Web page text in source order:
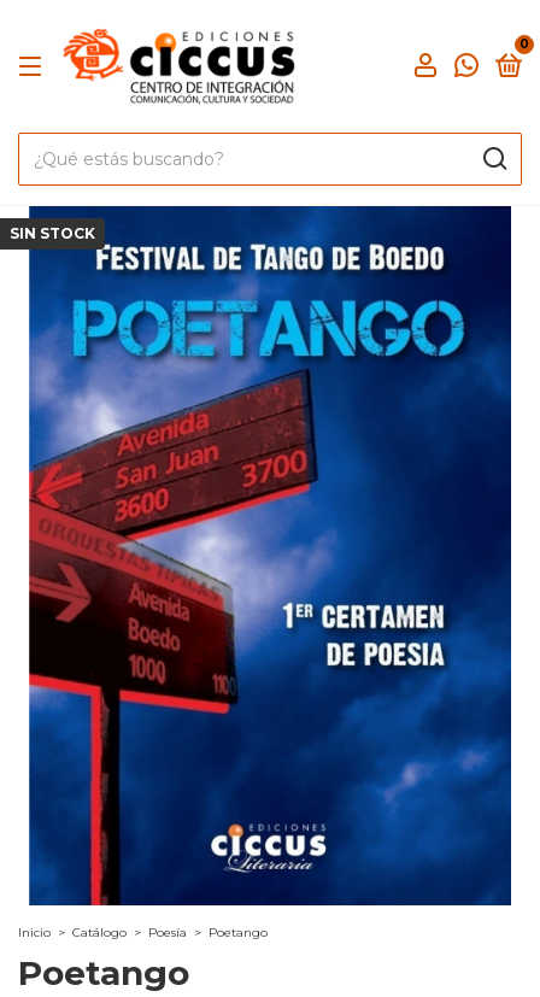
0
SIN STOCK
Inicio > Catálogo > Poesía > Poetango
Poetango